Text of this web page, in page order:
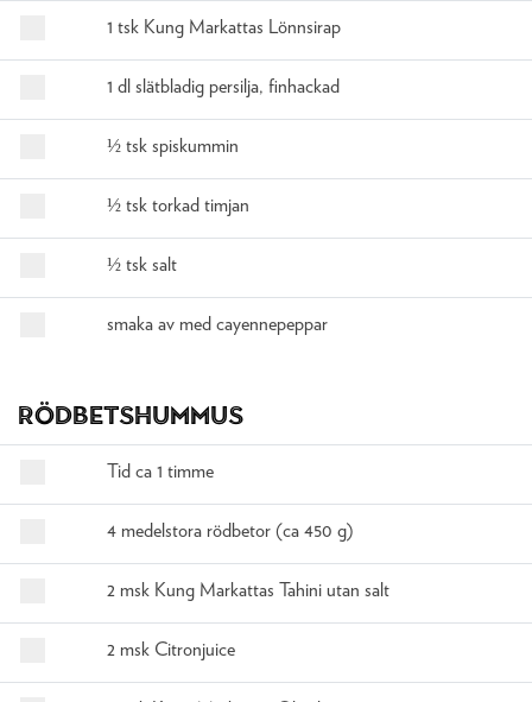
1 tsk Kung Markattas Lönnsirap
1 dl slätbladig persilja, finhackad
½ tsk spiskummin
½ tsk torkad timjan
½ tsk salt
smaka av med cayennepeppar
Rödbetshummus
Tid ca 1 timme
4 medelstora rödbetor (ca 450 g)
2 msk Kung Markattas Tahini utan salt
2 msk Citronjuice